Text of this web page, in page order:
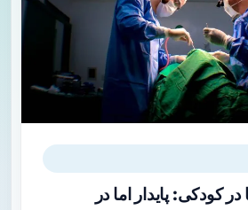
کودکی: پایدار اما در